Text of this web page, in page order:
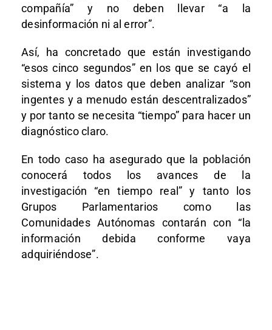
compañía” y no deben llevar “a la
desinformación ni al error”.
Así, ha concretado que están investigando
“esos cinco segundos” en los que se cayó el
sistema y los datos que deben analizar “son
ingentes y a menudo están descentralizados”
y por tanto se necesita “tiempo” para hacer un
diagnóstico claro.
En todo caso ha asegurado que la población
conocerá todos los avances de la
investigación “en tiempo real” y tanto los
Grupos Parlamentarios como las
Comunidades Autónomas contarán con “la
información debida conforme vaya
adquiriéndose”.